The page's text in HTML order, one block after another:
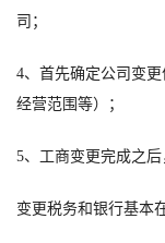
司 ；
4、 首先确定公司变
经营范围等）
；
5、 工商变更完成之
变更税务和银行基本